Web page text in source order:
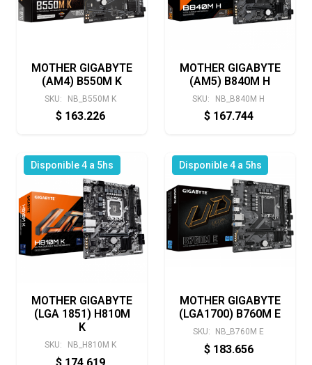
MOTHER GIGABYTE
(AM4) B550M K
SKU: NB_B550M K
$ 163.226
MOTHER GIGABYTE
(AM5) B840M H
SKU: NB_B840M H
$ 167.744
Disponible 4 a 5hs
MOTHER GIGABYTE
(LGA 1851) H810M
K
SKU: NB_H810M K
Disponible 4 a 5hs
MOTHER GIGABYTE
(LGA1700) B760M E
SKU: NB_B760M E
$ 183.656